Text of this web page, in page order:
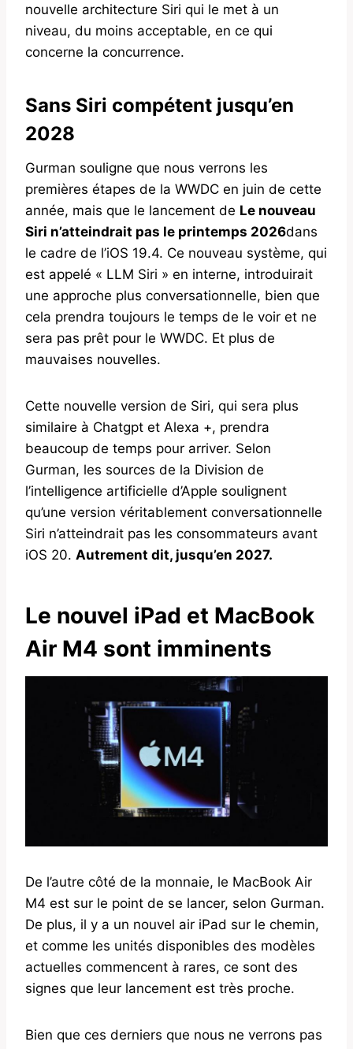
nouvelle architecture Siri qui le met à un
niveau, du moins acceptable, en ce qui
concerne la concurrence.
Sans Siri compétent jusqu’en
2028
Gurman souligne que nous verrons les
premières étapes de la WWDC en juin de cette
année, mais que le lancement de Le nouveau
Siri n’atteindrait pas le printemps 2026dans
le cadre de l’iOS 19.4. Ce nouveau système, qui
est appelé « LLM Siri » en interne, introduirait
une approche plus conversationnelle, bien que
cela prendra toujours le temps de le voir et ne
sera pas prêt pour le WWDC. Et plus de
mauvaises nouvelles.
Cette nouvelle version de Siri, qui sera plus
similaire à Chatgpt et Alexa +, prendra
beaucoup de temps pour arriver. Selon
Gurman, les sources de la Division de
l’intelligence artificielle d’Apple soulignent
qu’une version véritablement conversationnelle
Siri n’atteindrait pas les consommateurs avant
iOS 20. Autrement dit, jusqu’en 2027.
Le nouvel iPad et MacBook
Air M4 sont imminents
De l’autre côté de la monnaie, le MacBook Air
M4 est sur le point de se lancer, selon Gurman.
De plus, il y a un nouvel air iPad sur le chemin,
et comme les unités disponibles des modèles
actuelles commencent à rares, ce sont des
signes que leur lancement est très proche.
Bien que ces derniers que nous ne verrons pas